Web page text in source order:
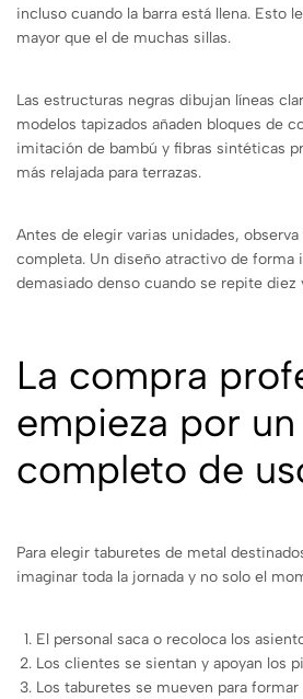
incluso cuando la barra está llena. Esto
mayor que el de muchas sillas.
Las estructuras negras dibujan líneas
modelos tapizados añaden bloques de
imitación de bambú y fibras sintéticas
más relajada para terrazas.
Antes de elegir varias unidades,
completa. Un diseño atractivo de forma
demasiado denso cuando se repite diez
La compra
empieza por
completo de
Para elegir taburetes de metal
imaginar toda la jornada y no solo el
El personal saca o recoloca los
Los clientes se sientan y apoyan los
Los taburetes se mueven para formar